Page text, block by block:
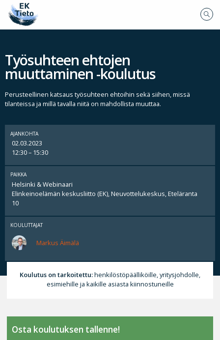
Työsuhteen ehtojen
muuttaminen -koulutus
Perusteellinen katsaus työsuhteen ehtoihin sekä siihen, missä
tilanteissa ja millä tavalla niitä on mahdollista muuttaa.
AJANKOHTA
02.03.2023
12:30 – 15:30
PAIKKA
Helsinki & Webinaari
Elinkeinoelämän keskusliitto (EK), Neuvottelukeskus, Eteläranta
10
KOULUTTAJAT
Markus Äimälä
Koulutus on tarkoitettu:henkilöstöpäälliköille, yritysjohdolle,
esimiehille ja kaikille asiasta kiinnostuneille
Osta koulutuksen tallenne!